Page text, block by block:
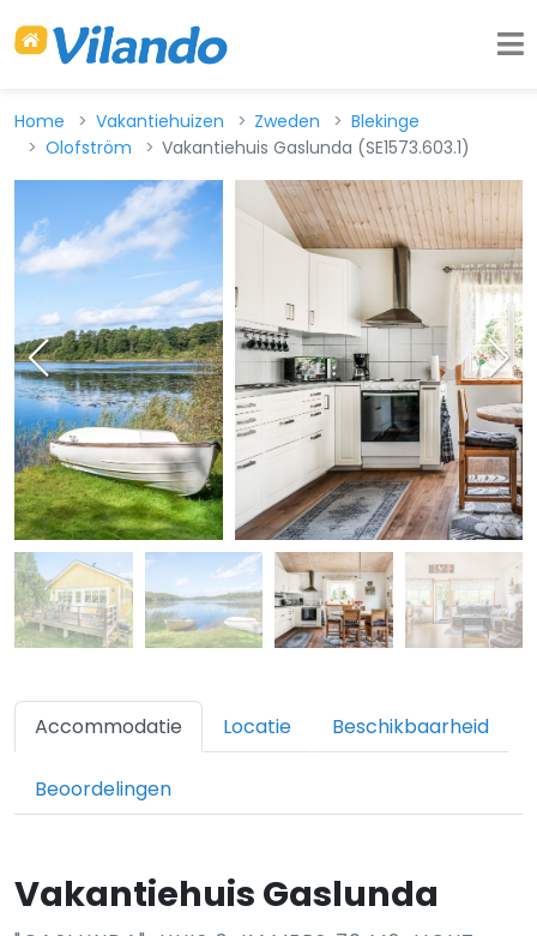
Home Vakantiehuizen Zweden
Blekinge
Olofström
Vakantiehuis Gaslunda (SE1573.603.1)
Accommodatie Locatie Beschikbaarheid
Beoordelingen
Vakantiehuis Gaslunda